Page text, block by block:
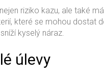
riziko kazu, ale také
které se mohou dostat
kyselý náraz.
úlevy